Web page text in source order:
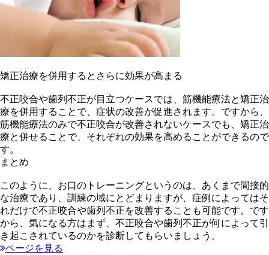
矯正治療を併用するとさらに効果が高まる
不正咬合や歯列不正が目立つケースでは、筋機能療法と矯正治
療を併用することで、症状の改善が促進されます。ですから、
筋機能療法のみで不正咬合が改善されないケースでも、矯正治
療と併せることで、それぞれの効果を高めることができるので
す。
まとめ
このように、お口のトレーニングというのは、あくまで間接的
な治療であり、訓練の域にとどまりますが、症例によってはそ
れだけで不正咬合や歯列不正を改善することも可能です。です
から、気になる方はまず、不正咬合や歯列不正が何によって引
き起こされているのかを診断してもらいましょう。
ページを見る